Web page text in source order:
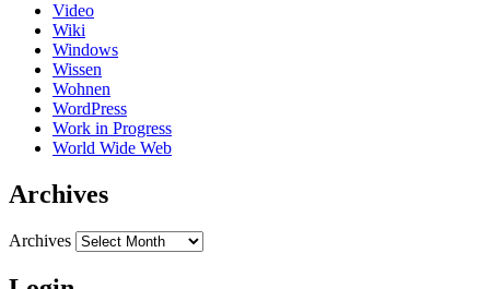
Video
Wiki
Windows
Wissen
Wohnen
WordPress
Work in Progress
World Wide Web
Archives
Archives